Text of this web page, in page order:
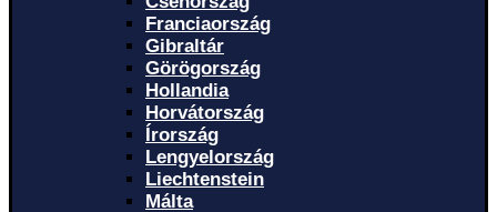
Franciaország
Gibraltár
Görögország
Hollandia
Horvátország
Írország
Lengyelország
Liechtenstein
Málta